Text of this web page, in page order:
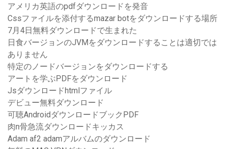
アメリカ英語のpdfダウンロードを発音
Cssファイルを添付するmazar botをダウンロードする場所
7月4日無料ダウンロードで生まれた
日食バージョンのJVMをダウンロードすることは適切では
ありません
特定のノードバージョンをダウンロードする
アートを学ぶPDFをダウンロード
Jsダウンロードhtmlファイル
デビュー無料ダウンロード
可聴AndroidダウンロードブックPDF
肉n骨急流ダウンロードキッカス
Adam af2 adamアルバムのダウンロード